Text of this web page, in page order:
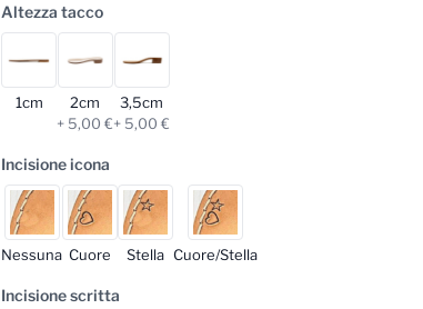
Altezza tacco
1cm
2cm
+ 5,00 €
3,5cm
+ 5,00 €
Incisione icona
Nessuna Cuore Stella Cuore/Stella
Incisione scritta